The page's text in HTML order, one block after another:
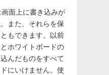
画面上に書き込みが
また、それらを保
もできます。以前
ホワイトボードの
んだものをすべて
にいけません。使